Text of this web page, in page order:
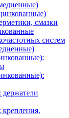
смазки
систем